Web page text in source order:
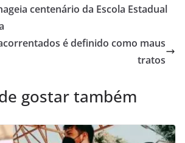
centenário da Escola Estadual
é definido como maus
tratos
gostar também